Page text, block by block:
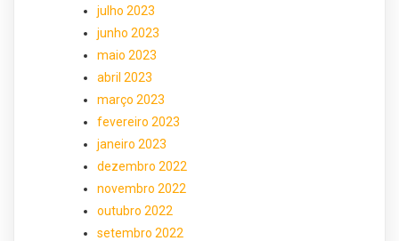
julho 2023
junho 2023
maio 2023
abril 2023
março 2023
fevereiro 2023
janeiro 2023
dezembro 2022
novembro 2022
outubro 2022
setembro 2022